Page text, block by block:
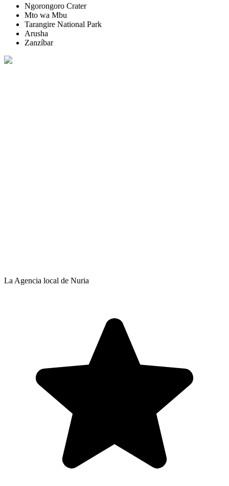
Ngorongoro Crater
Mto wa Mbu
Tarangire National Park
Arusha
Zanzíbar
La Agencia local de Nuria